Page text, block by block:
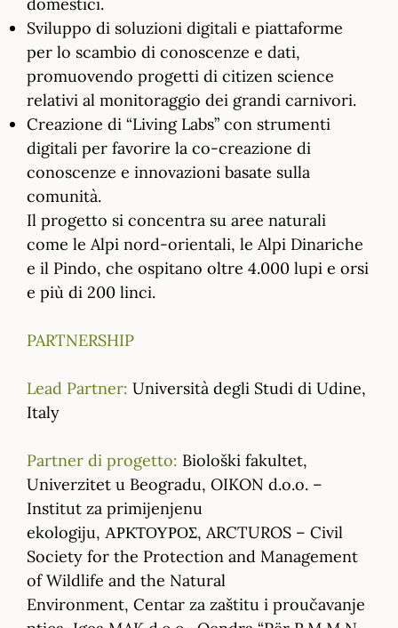
Sviluppo di soluzioni digitali e piattaforme
per lo scambio di conoscenze e dati,
promuovendo progetti di citizen science
relativi al monitoraggio dei grandi carnivori.
Creazione di “Living Labs” con strumenti
digitali per favorire la co-creazione di
conoscenze e innovazioni basate sulla
comunità.
Il progetto si concentra su aree naturali
come le Alpi nord-orientali, le Alpi Dinariche
e il Pindo, che ospitano oltre 4.000 lupi e orsi
e più di 200 linci.
PARTNERSHIP
Lead Partner: Università degli Studi di Udine,
Italy
Partner di progetto: Biološki fakultet,
Univerzitet u Beogradu, OIKON d.o.o. –
Institut za primijenjenu
ekologiju, ΑΡΚΤΟΥΡΟΣ, ARCTUROS – Civil
Society for the Protection and Management
of Wildlife and the Natural
Environment, Centar za zaštitu i proučavanje